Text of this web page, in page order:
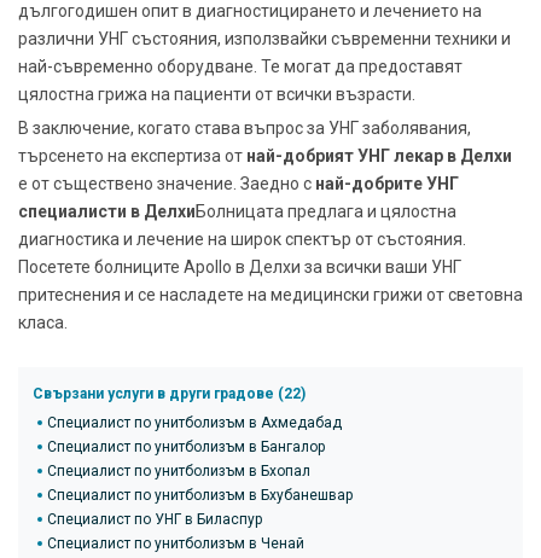
дългогодишен опит в диагностицирането и лечението на
различни УНГ състояния, използвайки съвременни техники и
най-съвременно оборудване. Те могат да предоставят
цялостна грижа на пациенти от всички възрасти.
В заключение, когато става въпрос за УНГ заболявания,
търсенето на експертиза от най-добрият УНГ лекар в Делхи
е от съществено значение. Заедно с най-добрите УНГ
специалисти в ДелхиБолницата предлага и цялостна
диагностика и лечение на широк спектър от състояния.
Посетете болниците Apollo в Делхи за всички ваши УНГ
притеснения и се насладете на медицински грижи от световна
класа.
Свързани услуги в други градове (22)
Специалист по унитболизъм в Ахмедабад
Специалист по унитболизъм в Бангалор
Специалист по унитболизъм в Бхопал
Специалист по унитболизъм в Бхубанешвар
Специалист по УНГ в Биласпур
Специалист по унитболизъм в Ченай